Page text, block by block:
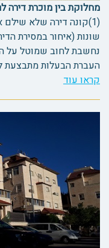
מחלוקת בין מוכרת דירה
(1)קונה דירה שלא
שונות (איחור במסירת
העברת הבעלות מתבצעת
קראו עוד